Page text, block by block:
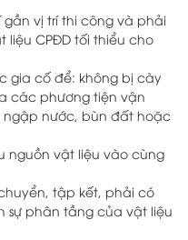
vị trí thi công và phải
liệu CPĐD tối thiểu cho
gia cố để: không bị cày
các phương tiện vận
ngập nước, bùn đất hoặc
nguồn vật liệu vào cùng
tập kết, phải có
sự phân tầng của vật liệu